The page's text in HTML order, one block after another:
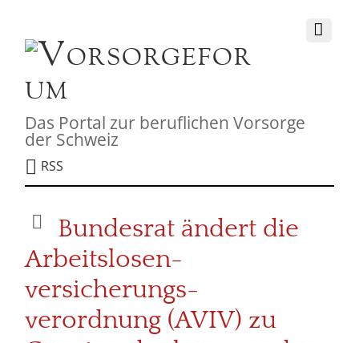
Das Portal zur beruflichen Vorsorge
der Schweiz
RSS
Bundesrat ändert die
Arbeitslosen-
versicherungs-
verordnung (AVIV) zu